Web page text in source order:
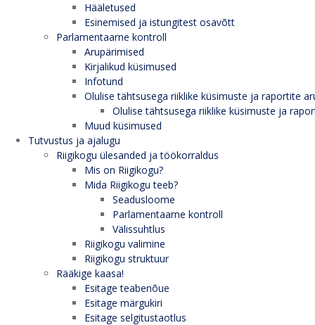
Hääletused
Esinemised ja istungitest osavõtt
Parlamentaarne kontroll
Arupärimised
Kirjalikud küsimused
Infotund
Olulise tähtsusega riiklike küsimuste ja raportite
Olulise tähtsusega riiklike küsimuste ja
Muud küsimused
Tutvustus ja ajalugu
Riigikogu ülesanded ja töökorraldus
Mis on Riigikogu?
Mida Riigikogu teeb?
Seadusloome
Parlamentaarne kontroll
Välissuhtlus
Riigikogu valimine
Riigikogu struktuur
Rääkige kaasa!
Esitage teabenõue
Esitage märgukiri
Esitage selgitustaotlus